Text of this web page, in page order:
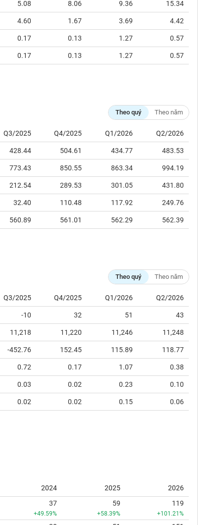
5.08 8.06 9.36 15.34
4.60 1.67 3.69 4.42
0.17 0.13 1.27 0.57
0.17 0.13 1.27 0.57
Theo quý Theo năm
Q3/2025 Q4/2025 Q1/2026 Q2/2026
428.44 504.61 434.77 483.53
773.43 850.55 863.34 994.19
212.54 289.53 301.05 431.80
32.40 110.48 117.92 249.76
560.89 561.01 562.29 562.39
Theo quý Theo năm
Q3/2025 Q4/2025 Q1/2026 Q2/2026
-10 32 51 43
11,218 11,220 11,246 11,248
-452.76 152.45 115.89 118.77
0.72 0.17 1.07 0.38
0.03 0.02 0.23 0.10
0.02 0.02 0.15 0.06
2024 2025
2026
37
+49.59%
59
+58.39%
119
+101.21%